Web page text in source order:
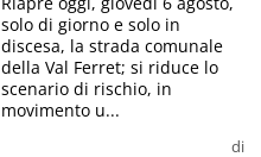
di
solo di giorno e solo in
discesa, la strada comunale
della Val Ferret; si riduce lo
scenario di rischio, in
movimento u...